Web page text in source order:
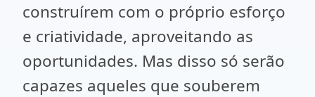
construírem com o próprio esforço
e criatividade, aproveitando as
oportunidades. Mas disso só serão
capazes aqueles que souberem